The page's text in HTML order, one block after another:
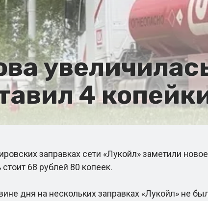
4
заправках сети «Лукойл» заметили
68 рублей 80 копеек.
дня на нескольких заправках «Лукойл» не